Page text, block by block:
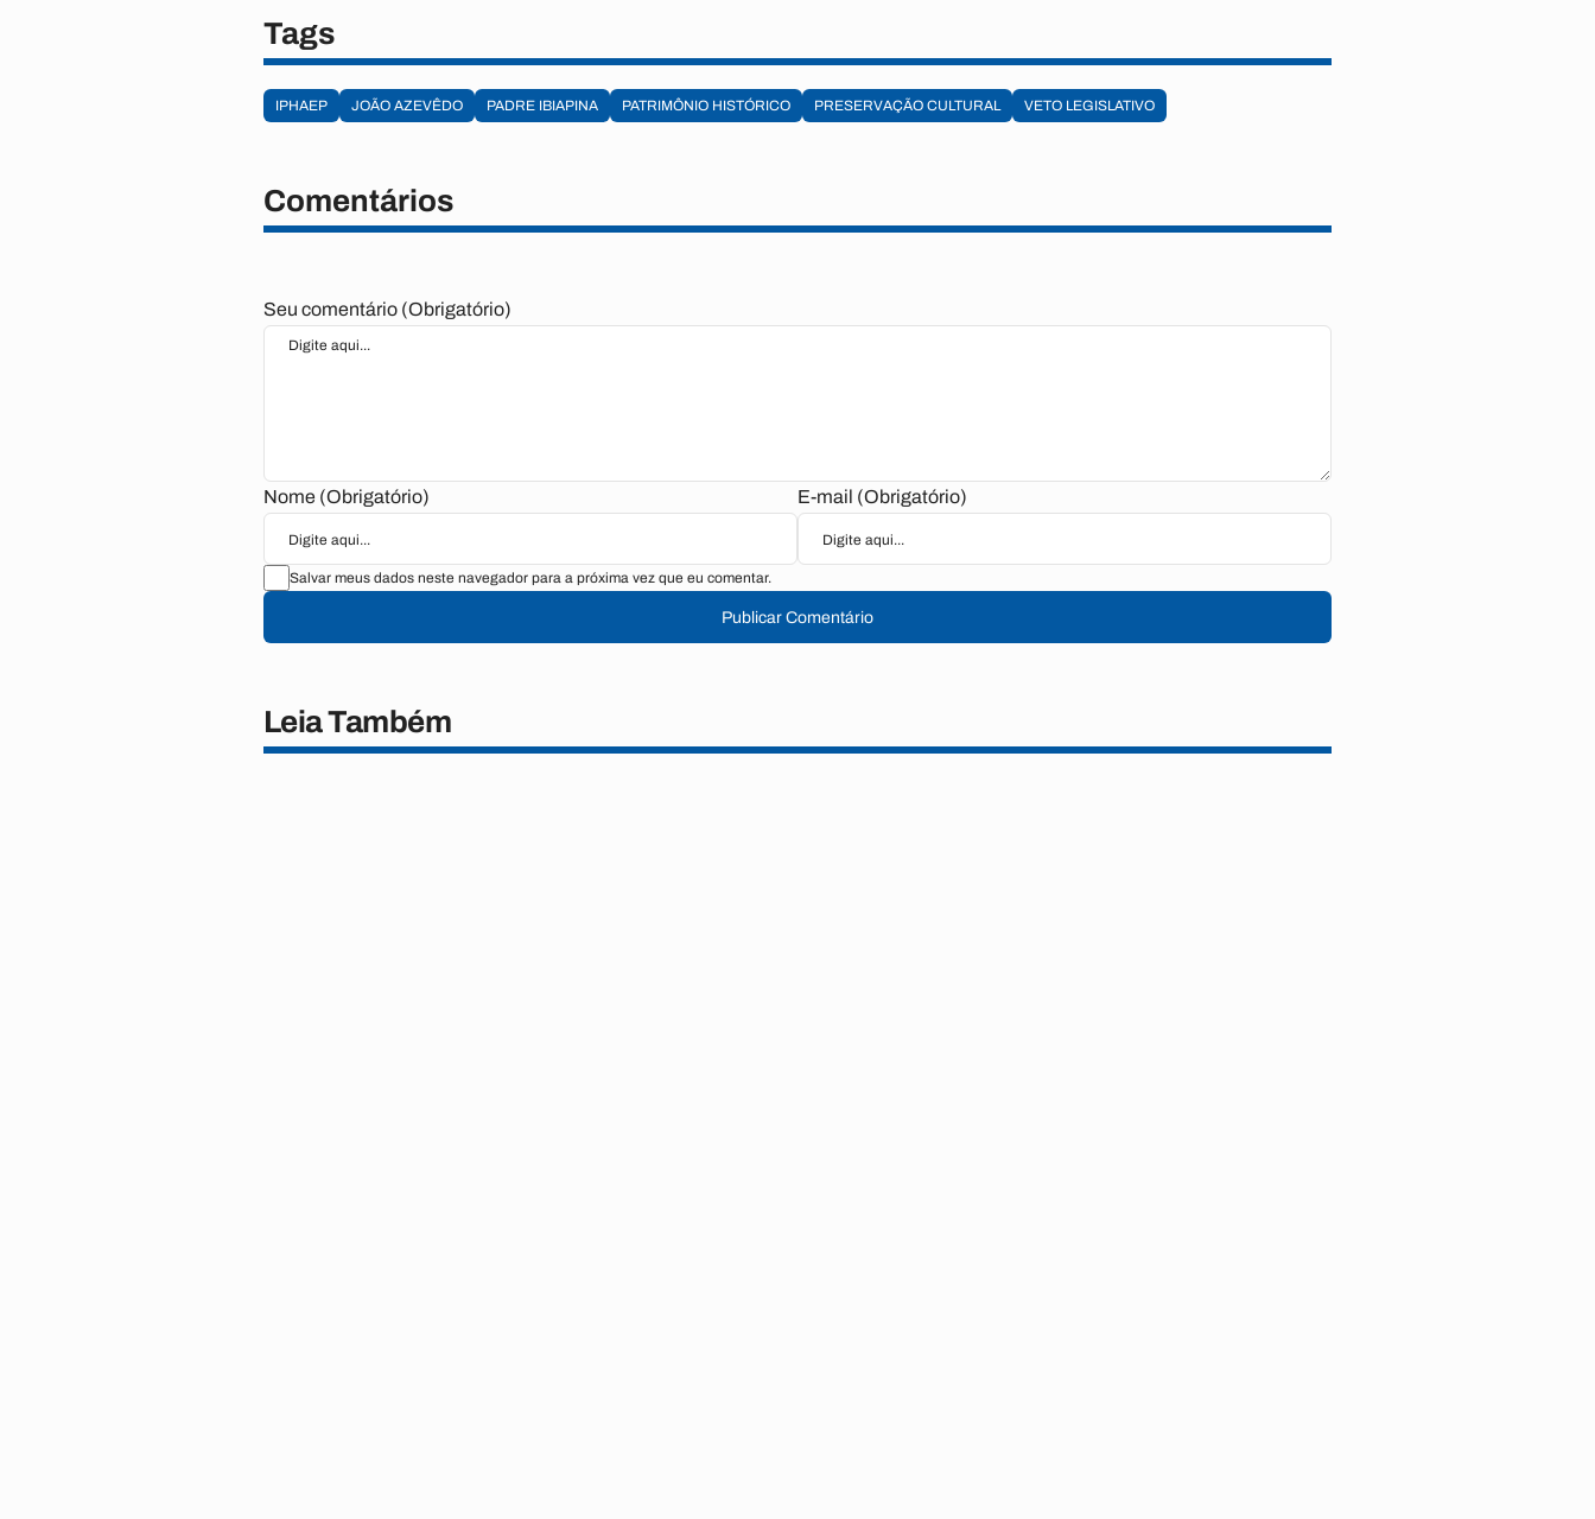
Tags
IPHAEP JOÃO AZEVÊDO PADRE IBIAPINA PATRIMÔNIO HISTÓRICO PRESERVAÇÃO CULTURAL VETO LEGISLATIVO
Comentários
Seu comentário (Obrigatório)
Nome (Obrigatório) E-mail (Obrigatório)
Salvar meus dados neste navegador para a próxima vez que eu comentar.
Publicar Comentário
Leia Também